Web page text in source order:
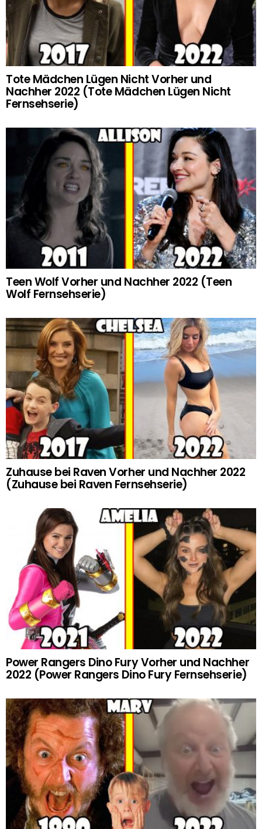
Tote Mädchen Lügen Nicht Vorher und
Nachher 2022 (Tote Mädchen Lügen Nicht
Fernsehserie)
Teen Wolf Vorher und Nachher 2022 (Teen
Wolf Fernsehserie)
Zuhause bei Raven Vorher und Nachher 2022
(Zuhause bei Raven Fernsehserie)
Power Rangers Dino Fury Vorher und Nachher
2022 (Power Rangers Dino Fury Fernsehserie)